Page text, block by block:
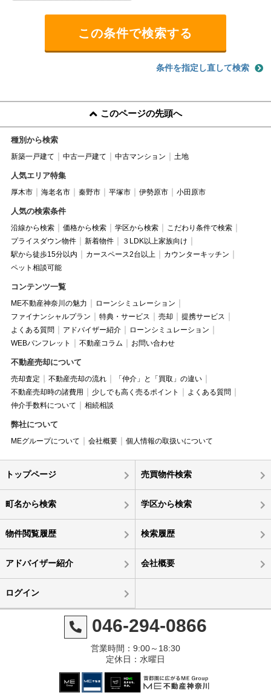
条件を指定し直して検索
このページの先頭へ
種別から検索
新築一戸建て 中古一戸建て 中古マンション 土地
人気エリア特集
厚木市 海老名市 秦野市 平塚市 伊勢原市 小田原市
人気の検索条件
沿線から検索 価格から検索 学区から検索
こだわり条件で検索
プライスダウン物件
新着物件
３LDK以上家族向け
駅から徒歩15分以内
カースペース2台以上
カウンターキッチン
ペット相談可能
コンテンツ一覧
ME不動産神奈川の魅力
ローンシミュレーション
ファイナンシャルプラン
特典・サービス 売却
提携サービス
よくある質問
アドバイザー紹介
ローンシミュレーション
WEBパンフレット
不動産コラム お問い合わせ
不動産売却について
売却査定 不動産売却の流れ
「仲介」と「買取」の違い
不動産売却時の諸費用
少しでも高く売るポイント
よくある質問
仲介手数料について
相続相談
弊社について
MEグループについて 会社概要 個人情報の取扱いについて
トップページ 売買物件検索
町名から検索 学区から検索
物件閲覧履歴 検索履歴
アドバイザー紹介 会社概要
ログイン
046-294-0866
営業時間：9:00～18:30
定休日：水曜日